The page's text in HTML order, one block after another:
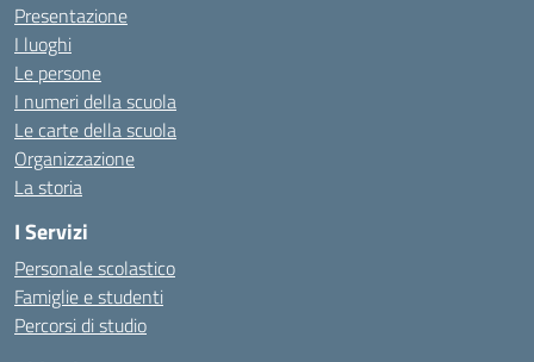
Presentazione
I luoghi
Le persone
I numeri della scuola
Le carte della scuola
Organizzazione
La storia
I Servizi
Personale scolastico
Famiglie e studenti
Percorsi di studio